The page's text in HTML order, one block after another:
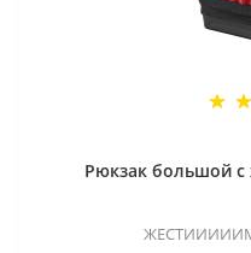
Рюкзак большой